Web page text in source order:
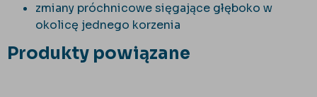
zmiany próchnicowe sięgające głęboko w
okolicę jednego korzenia
Produkty powiązane